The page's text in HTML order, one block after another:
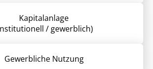
Kapitalanlage
/ gewerblich)
Gewerbliche Nutzung